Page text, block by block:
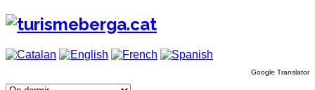
Google Translator